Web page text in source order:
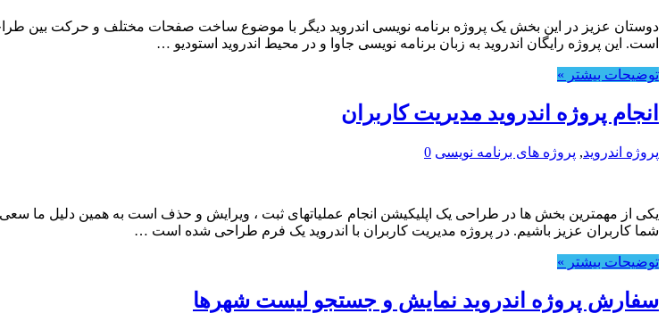
دوستان عزیز در این بخش یک پروژه برنامه نویسی اندروید دیگر با موضوع ساخت صفحات مختلف و حرکت بین
است. این پروژه رایگان اندروید به زبان برنامه نویسی جاوا و در محیط اندروید استودیو …
توضیحات بیشتر »
انجام پروژه اندروید مدیریت کاربران
پروژه اندروید, پروژه های برنامه نویسی 0
یکی از مهمترین بخش ها در طراحی یک اپلیکیشن انجام عملیاتهای ثبت ، ویرایش و حذف است به همین دلیل ما سعی
شما کاربران عزیز باشیم. در پروژه مدیریت کاربران با اندروید یک فرم طراحی شده است …
توضیحات بیشتر »
سفارش پروژه اندروید نمایش و جستجو لیست شهرها